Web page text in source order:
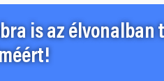
is az élvonalban